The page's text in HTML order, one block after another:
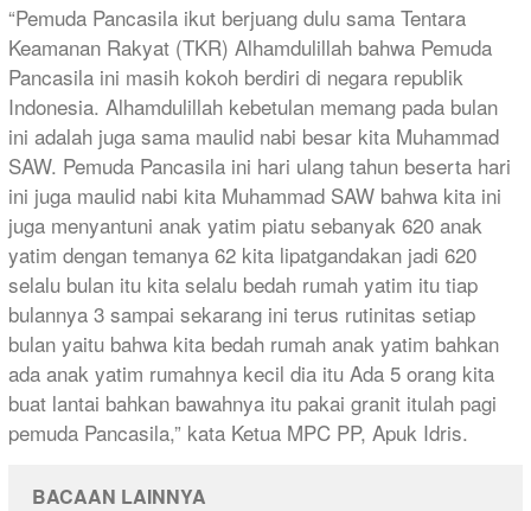
“Pemuda Pancasila ikut berjuang dulu sama Tentara
Keamanan Rakyat (TKR) Alhamdulillah bahwa Pemuda
Pancasila ini masih kokoh berdiri di negara republik
Indonesia. Alhamdulillah kebetulan memang pada bulan
ini adalah juga sama maulid nabi besar kita Muhammad
SAW. Pemuda Pancasila ini hari ulang tahun beserta hari
ini juga maulid nabi kita Muhammad SAW bahwa kita ini
juga menyantuni anak yatim piatu sebanyak 620 anak
yatim dengan temanya 62 kita lipatgandakan jadi 620
selalu bulan itu kita selalu bedah rumah yatim itu tiap
bulannya 3 sampai sekarang ini terus rutinitas setiap
bulan yaitu bahwa kita bedah rumah anak yatim bahkan
ada anak yatim rumahnya kecil dia itu Ada 5 orang kita
buat lantai bahkan bawahnya itu pakai granit itulah pagi
pemuda Pancasila,” kata Ketua MPC PP, Apuk Idris.
BACAAN LAINNYA